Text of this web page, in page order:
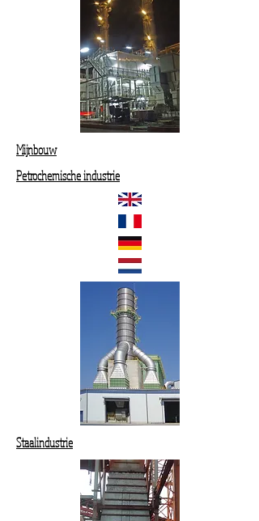
Mijnbouw
Petrochemische industrie
Staalindustrie